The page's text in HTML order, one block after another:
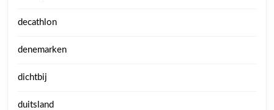
decathlon
denemarken
dichtbij
duitsland